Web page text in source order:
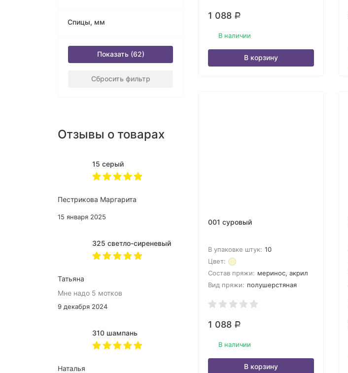
1 088 Р
В наличии
В корзину
001 суровый
В упаковке штук: 10
Цвет:
Состав пряжи: меринос, акрил
Вид пряжи: полушерстяная
1 088 Р
В наличии
В корзину
Спицы, мм
Показать
Сбросить фильтр
Отзывы о товарах
15 серый
Пестрикова Маргарита
15 января 2025
325 светло-сиреневый
Татьяна
Мне надо 5 мотков
9 декабря 2024
310 шампань
Наталья